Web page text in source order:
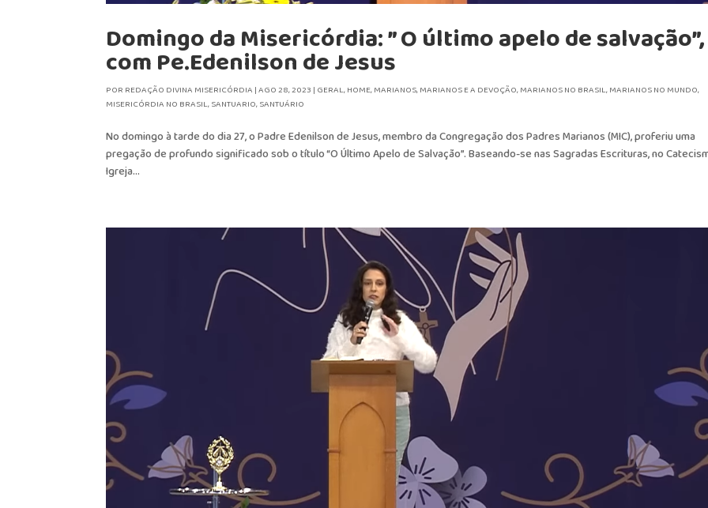
Domingo da Misericórdia: ” O último apelo de salvação”,
com Pe.Edenilson de Jesus
POR REDAÇÃO DIVINA MISERICÓRDIA |AGO 28, 2023 | GERAL,HOME,MARIANOS,MARIANOS E A DEVOÇÃO,MARIANOS NO BRASIL,MARIANOS NO MUNDO,
MISERICÓRDIA NO BRASIL,SANTUARIO,SANTUÁRIO
No domingo à tarde do dia 27, o Padre Edenilson de Jesus, membro da Congregação dos Padres Marianos (MIC), proferiu uma
pregação de profundo significado sob o título “O Último Apelo de Salvação”. Baseando-se nas Sagradas Escrituras, no
Igreja...